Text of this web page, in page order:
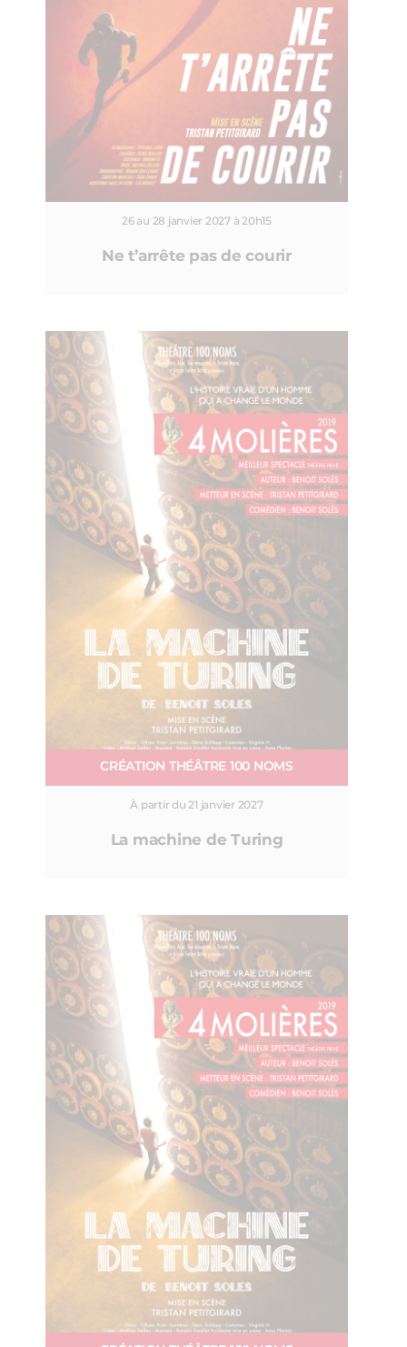
26 au 28 janvier 2027 à 20h15
Ne t’arrête pas de courir
CRÉATION THÉÂTRE 100 NOMS
À partir du 21 janvier 2027
La machine de Turing